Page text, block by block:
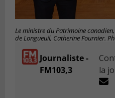
Le ministre du Patrimoine
de Longueuil, Catherine Fournier.
Journaliste -
FM103,3
la